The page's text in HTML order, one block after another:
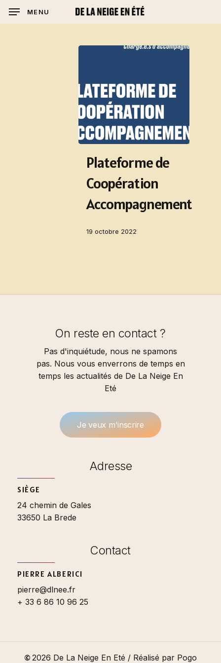
Skip
MENU
Plateforme de
Coopération
Accompagnement
19 octobre 2022
On reste en contact ?
Pas d'inquiétude, nous ne spamons
pas. Nous vous enverrons de temps en
temps les actualités de De La Neige En
Eté
Je veux m'inscrire
Adresse
SIÈGE
24 chemin de Gales
33650 La Brede
Contact
PIERRE ALBERICI
pierre@dlnee.fr
+ 33 6 86 10 96 25
© 2026 De La Neige En Eté / Réalisé par Pogo